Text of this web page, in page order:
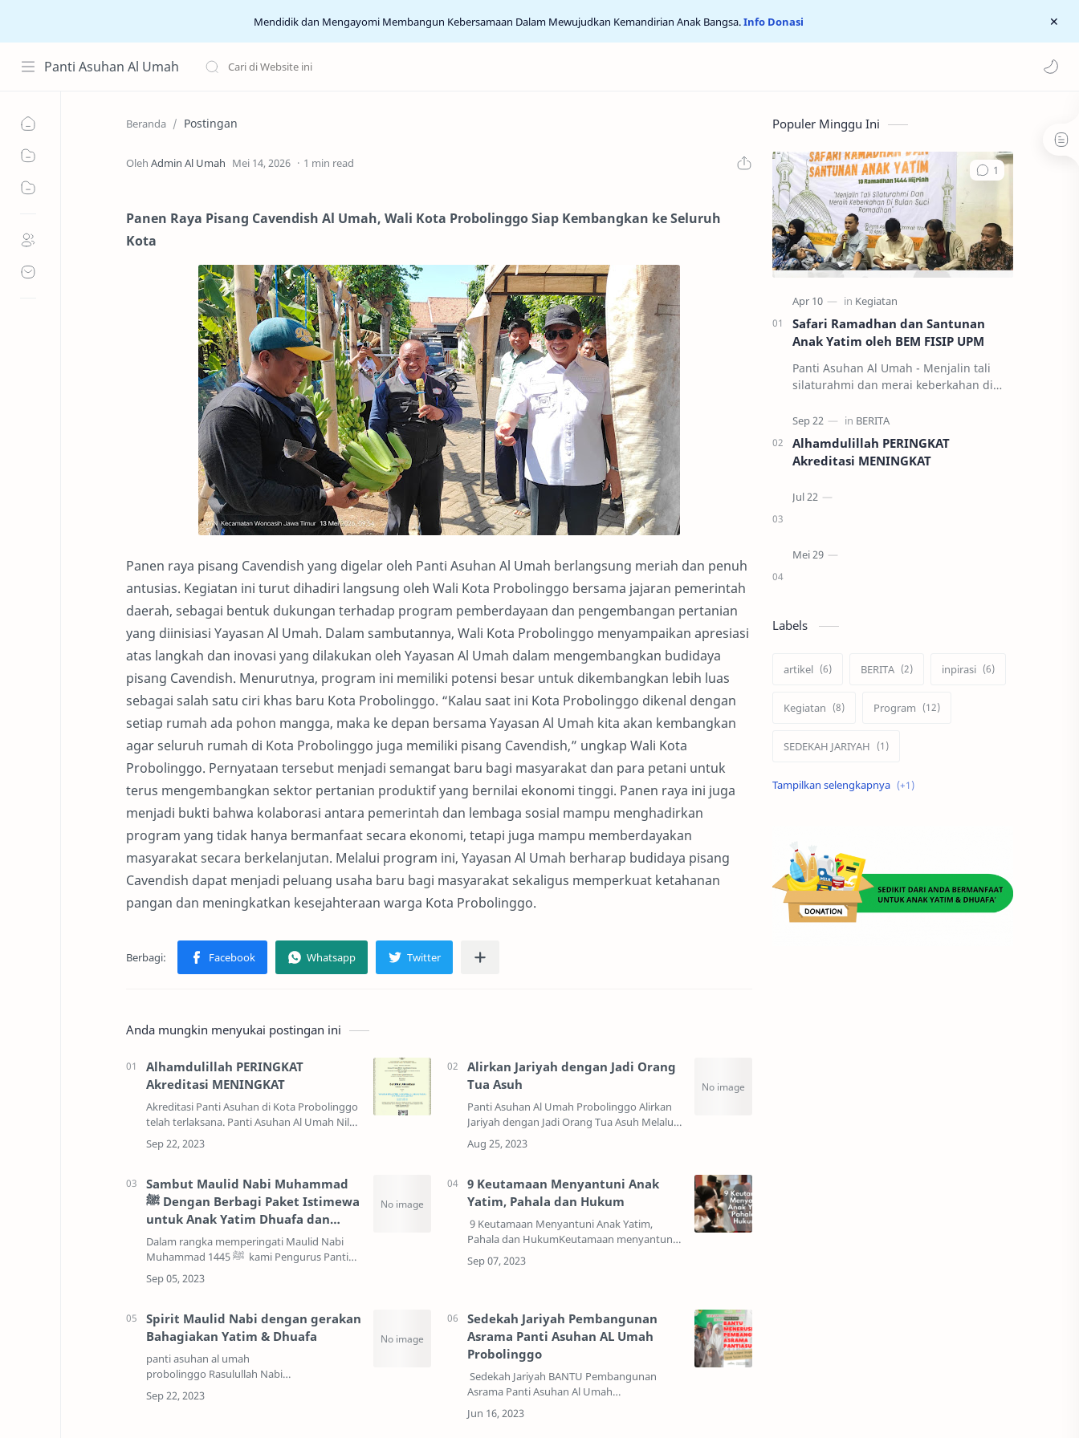
Mendidik dan Mengayomi Membangun Kebersamaan Dalam Mewujudkan Kemandirian Anak Bangsa.Info Donasi
Panti Asuhan Al Umah
Beranda Postingan
1 min read
Panen Raya Pisang Cavendish Al Umah, Wali Kota Probolinggo Siap Kembangkan ke Seluruh
Kota
Panen raya pisang Cavendish yang digelar oleh Panti Asuhan Al Umah berlangsung meriah dan penuh
antusias. Kegiatan ini turut dihadiri langsung oleh Wali Kota Probolinggo bersama jajaran pemerintah
daerah, sebagai bentuk dukungan terhadap program pemberdayaan dan pengembangan pertanian
yang diinisiasi Yayasan Al Umah. Dalam sambutannya, Wali Kota Probolinggo menyampaikan apresiasi
atas langkah dan inovasi yang dilakukan oleh Yayasan Al Umah dalam mengembangkan budidaya
pisang Cavendish. Menurutnya, program ini memiliki potensi besar untuk dikembangkan lebih luas
sebagai salah satu ciri khas baru Kota Probolinggo. “Kalau saat ini Kota Probolinggo dikenal dengan
setiap rumah ada pohon mangga, maka ke depan bersama Yayasan Al Umah kita akan kembangkan
agar seluruh rumah di Kota Probolinggo juga memiliki pisang Cavendish,” ungkap Wali Kota
Probolinggo. Pernyataan tersebut menjadi semangat baru bagi masyarakat dan para petani untuk
terus mengembangkan sektor pertanian produktif yang bernilai ekonomi tinggi. Panen raya ini juga
menjadi bukti bahwa kolaborasi antara pemerintah dan lembaga sosial mampu menghadirkan
program yang tidak hanya bermanfaat secara ekonomi, tetapi juga mampu memberdayakan
masyarakat secara berkelanjutan. Melalui program ini, Yayasan Al Umah berharap budidaya pisang
Cavendish dapat menjadi peluang usaha baru bagi masyarakat sekaligus memperkuat ketahanan
pangan dan meningkatkan kesejahteraan warga Kota Probolinggo.
Anda mungkin menyukai postingan ini
Alhamdulillah PERINGKAT
Akreditasi MENINGKAT
Akreditasi Panti Asuhan di Kota Probolinggo
telah terlaksana. Panti Asuhan Al Umah Nilai
Meningkat .AKREDITASI B PANTI ASUHAN AL
UMAH PROBOLINGGOAkreditasi ini
Alirkan Jariyah dengan Jadi Orang
Tua Asuh
Panti Asuhan Al Umah Probolinggo Alirkan
Jariyah dengan Jadi Orang Tua Asuh Melalui
Program Wali Yatim di Panti Asuhan Al Umah
ProbolinggoSahabat, Tanpa kita sadari di lu…
Sambut Maulid Nabi Muhammad
ﷺ Dengan Berbagi Paket Istimewa
untuk Anak Yatim Dhuafa dan
Penghafal Qur'an 1445 H
Dalam rangka memperingati Maulid Nabi
Muhammad ﷺ 1445 kami Pengurus Panti
Asuhan Al Umah Probolinggo akan
mengadakan peringatan Maulid Nabi
9 Keutamaan Menyantuni Anak
Yatim, Pahala dan Hukum
9 Keutamaan Menyantuni Anak Yatim,
Pahala dan HukumKeutamaan menyantuni
anak yatim serta hukumnya dalam islam
yang perlu kita ketahui. Apa saja sih ? Berikut
Spirit Maulid Nabi dengan gerakan
Bahagiakan Yatim & Dhuafa
panti asuhan al umah
probolinggo Rasulullah Nabi
Muhammad Shallallahu alaihi
wasallam (SAW) bagi umat Islam di seluruh
Sedekah Jariyah Pembangunan
Asrama Panti Asuhan AL Umah
Probolinggo
Sedekah Jariyah BANTU Pembangunan
Asrama Panti Asuhan Al Umah
ProbolinggoPANTI ASUHAN
PROBOLINGGOPanti Asuhan Al Umah Putra
Populer Minggu Ini
Safari Ramadhan dan Santunan
Anak Yatim oleh BEM FISIP UPM
Panti Asuhan Al Umah - Menjalin tali
silaturahmi dan merai keberkahan di
melaksanakan kegiatan Safari
Ramadhan d…
Alhamdulillah PERINGKAT
Akreditasi MENINGKAT
Labels
artikel BERITA inpirasi
Kegiatan Program
SEDEKAH JARIYAH
ZAKAT